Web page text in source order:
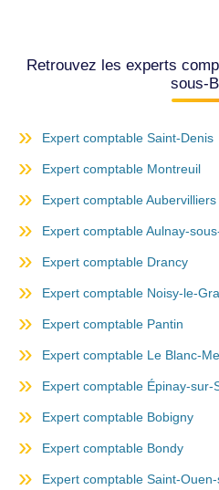
Retrouvez les experts
sous-
Expert comptable Saint-Denis
Expert comptable Montreuil
Expert comptable Aubervilliers
Expert comptable Aulnay-
Expert comptable Drancy
Expert comptable Noisy-le-
Expert comptable Pantin
Expert comptable Le Blanc-
Expert comptable Épinay-sur-
Expert comptable Bobigny
Expert comptable Bondy
Expert comptable Saint-